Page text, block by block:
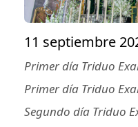
11 septiembre
Primer día Triduo
Primer día Triduo
Segundo día Triduo